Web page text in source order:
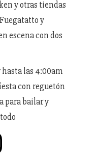
y otras tiendas
y
escena con dos
hasta las 4:00am
con reguetón
para bailar y